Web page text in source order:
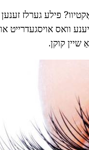
פילע גערלז
וואס אויסגעדרייט
קוקן.